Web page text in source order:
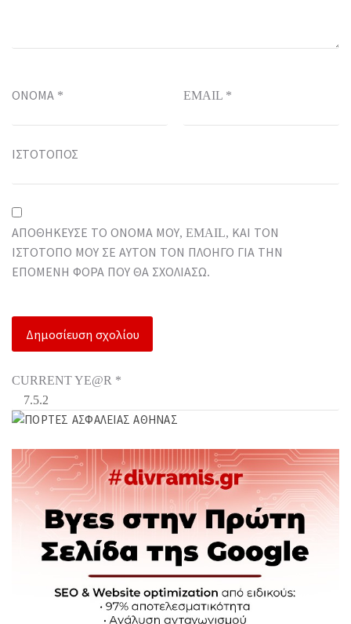
ΌΝΟΜΑ * EMAIL *
ΙΣΤΌΤΟΠΟΣ
ΑΠΟΘΉΚΕΥΣΕ ΤΟ ΌΝΟΜΆ ΜΟΥ, EMAIL, ΚΑΙ ΤΟΝ
ΙΣΤΌΤΟΠΟ ΜΟΥ ΣΕ ΑΥΤΌΝ ΤΟΝ ΠΛΟΗΓΌ ΓΙΑ ΤΗΝ
ΕΠΌΜΕΝΗ ΦΟΡΆ ΠΟΥ ΘΑ ΣΧΟΛΙΆΣΩ.
CURRENT YE@R *